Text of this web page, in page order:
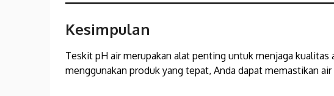
Kesimpulan
Teskit pH air merupakan alat penting untuk menjaga kualitas
menggunakan produk yang tepat, Anda dapat memastikan